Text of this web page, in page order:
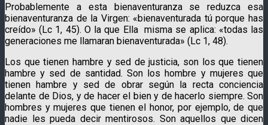
Probablemente a esta bienaventuranza se reduzca esa
bienaventuranza de la Virgen: «bienaventurada tú porque has
creído» (Lc 1, 45). O la que Ella misma se aplica: «todas las
generaciones me llamaran bienaventurada» (Lc 1, 48).
Los que tienen hambre y sed de justicia, son los que tienen
hambre y sed de santidad. Son los hombre y mujeres que
tienen hambre y sed de obrar según la recta conciencia
delante de Dios, y de hacer el bien y de hacerlo siempre. Son
hombres y mujeres que tienen el honor, por ejemplo, de que
nadie les pueda decir mentirosos. Son aquellos que dicen